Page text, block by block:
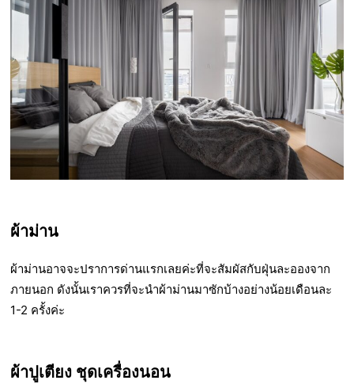
ผ้าม่าน
ผ้าม่านอาจจะปราการด่านแรกเลยค่ะที่จะสัมผัสกับฝุ่นละอองจาก
ภายนอก ดังนั้นเราควรที่จะนำผ้าม่านมาซักบ้างอย่างน้อยเดือนละ
1-2 ครั้งค่ะ
ผ้าปูเตียง ชุดเครื่องนอน